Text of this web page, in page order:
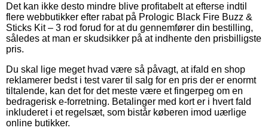
Det kan ikke desto mindre blive profitabelt at efterse indtil
flere webbutikker efter rabat på Prologic Black Fire Buzz &
Sticks Kit – 3 rod forud for at du gennemfører din bestilling,
således at man er skudsikker på at indhente den prisbilligste
pris.
Du skal lige meget hvad være så påvagt, at ifald en shop
reklamerer bedst i test varer til salg for en pris der er enormt
tiltalende, kan det for det meste være et fingerpeg om en
bedragerisk e-forretning. Betalinger med kort er i hvert fald
inkluderet i et regelsæt, som bistår køberen imod uærlige
online butikker.